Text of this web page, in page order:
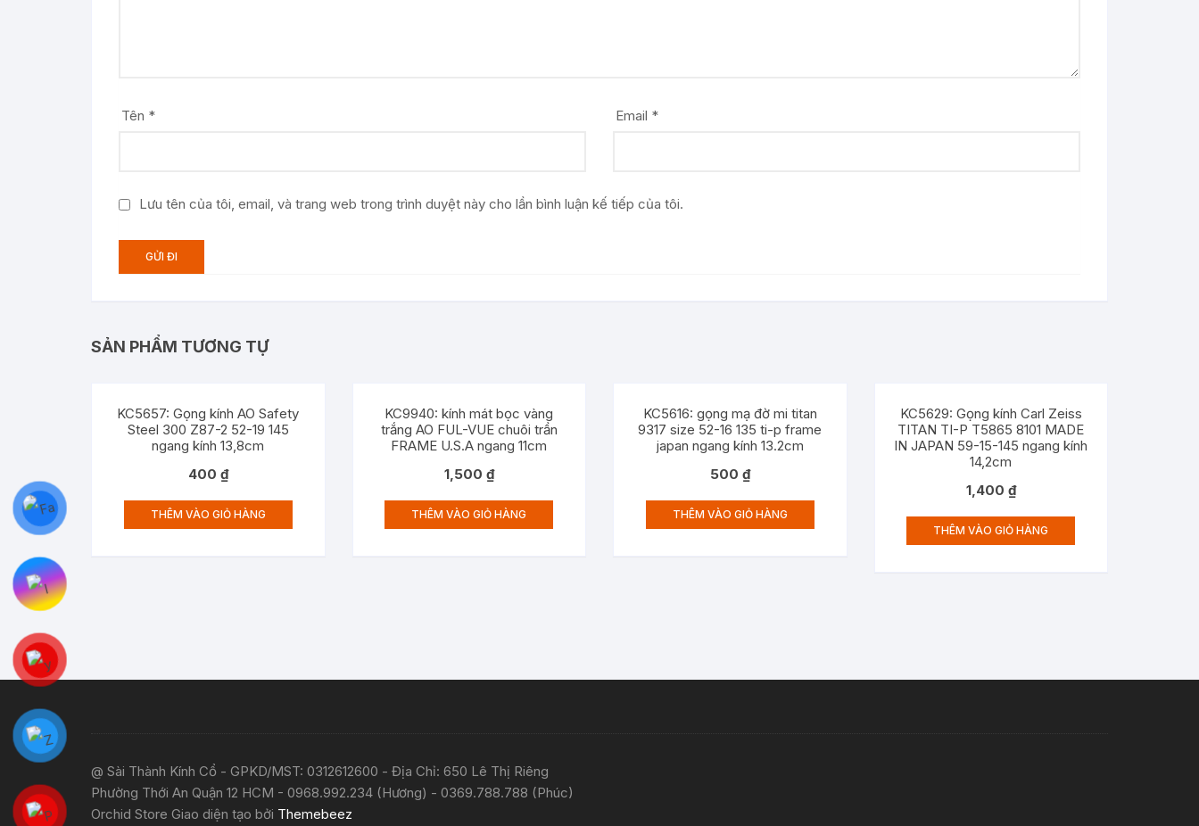
Tên * Email *
Lưu tên của tôi, email, và trang web trong trình duyệt này cho lần bình luận kế tiếp của tôi.
SẢN PHẨM TƯƠNG TỰ
KC5657: Gọng kính AO Safety
Steel 300 Z87-2 52-19 145
ngang kính 13,8cm
400 ₫
THÊM VÀO GIỎ HÀNG
KC9940: kính mát bọc vàng
trắng AO FUL-VUE chuôi trần
FRAME U.S.A ngang 11cm
1,500 ₫
THÊM VÀO GIỎ HÀNG
KC5616: gọng mạ đờ mi titan
9317 size 52-16 135 ti-p frame
japan ngang kính 13.2cm
500 ₫
THÊM VÀO GIỎ HÀNG
KC5629: Gọng kính Carl Zeiss
TITAN TI-P T5865 8101 MADE
IN JAPAN 59-15-145 ngang kính
14,2cm
1,400 ₫
THÊM VÀO GIỎ HÀNG
@ Sài Thành Kính Cổ - GPKD/MST: 0312612600 - Địa Chỉ: 650 Lê Thị Riêng
Phường Thới An Quận 12 HCM - 0968.992.234 (Hương) - 0369.788.788 (Phúc)
Orchid Store Giao diện tạo bởi Themebeez